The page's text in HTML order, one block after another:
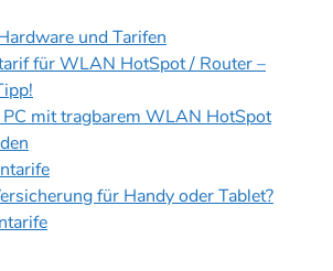
und Tarifen
für WLAN HotSpot / Router –
PC mit tragbarem WLAN HotSpot
für Handy oder Tablet?